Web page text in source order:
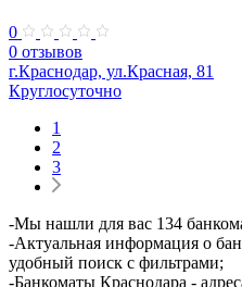
0
0 отзывов
г.Краснодар, ул.Красная, 81
Круглосуточно
1
2
3
-Мы нашли для вас 134
-Актуальная информация о
удобный поиск с фильтрами;
-Банкоматы Краснодара -